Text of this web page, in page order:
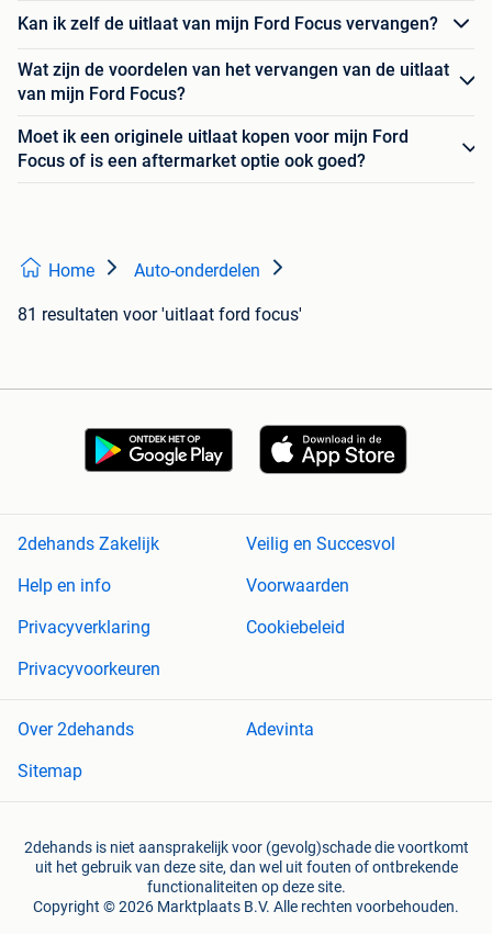
Kan ik zelf de uitlaat van mijn Ford Focus vervangen?
Wat zijn de voordelen van het vervangen van de uitlaat
van mijn Ford Focus?
Moet ik een originele uitlaat kopen voor mijn Ford
Focus of is een aftermarket optie ook goed?
Home Auto-onderdelen
81 resultaten voor 'uitlaat ford focus'
2dehands Zakelijk
Veilig en Succesvol
Help en info
Voorwaarden
Privacyverklaring
Cookiebeleid
Privacyvoorkeuren
Over 2dehands
Adevinta
Sitemap
2dehands is niet aansprakelijk voor (gevolg)schade die voortkomt
uit het gebruik van deze site, dan wel uit fouten of ontbrekende
functionaliteiten op deze site.
Copyright © 2026 Marktplaats B.V. Alle rechten voorbehouden.